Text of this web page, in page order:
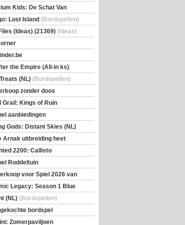
Kids: De Schat Van
Lost Island (Bordspellen)
(Ideas) (21369) (Ideas)
the Empire (All-in ks)
(NL) (Bordspellen)
zonder doos
Grail: Kings of Ruin
(Bordspellen)
aanbiedingen
Gods: Distant Skies (NL)
Arnak uitbreiding heet
2200: Callisto
Roddeltuin
voor Spiel 2026 van
Legacy: Season 1 Blue
(NL) (Bordspellen)
bordspel
Zomerpaviljoen